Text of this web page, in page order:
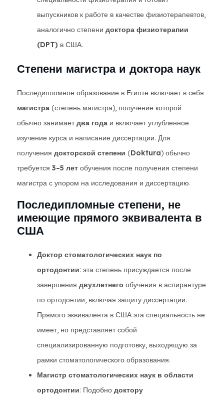
выпускников к работе в качестве физиотерапевтов,
аналогично степени доктора физиотерапии
(DPT) в США.
Степени магистра и доктора наук
Последипломное образование в Египте включает в себя
магистра (степень магистра), получение которой
обычно занимаетдва года и включает углубленное
изучение курса и написание диссертации. Для
получения докторской степени (Doktura) обычно
требуется 3–5 лет обучения после получения степени
магистра с упором на исследования и диссертацию.
Последипломные степени, не
имеющие прямого эквивалента в
США
Доктор стоматологических наук по
ортодонтии: эта степень присуждается после
завершения двухлетнего обучения в аспирантуре
по ортодонтии, включая защиту диссертации.
Прямого эквивалента в США эта специальность не
имеет, но представляет собой
специализированную подготовку, выходящую за
рамки стоматологического образования.
Магистр стоматологических наук в области
ортодонтии: Подобно доктору